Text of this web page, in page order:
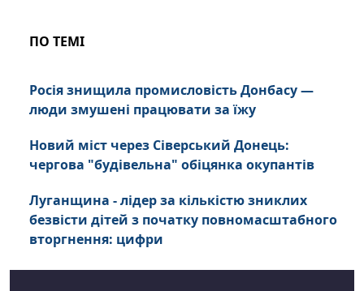
ПО ТЕМІ
Росія знищила промисловість Донбасу —
люди змушені працювати за їжу
Новий міст через Сіверський Донець:
чергова "будівельна" обіцянка окупантів
Луганщина - лідер за кількістю зниклих
безвісти дітей з початку повномасштабного
вторгнення: цифри